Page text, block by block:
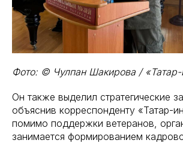
Фото: © Чулпан Шакирова /
Он также выделил стратегические
объяснив корреспонденту «Татар-
помимо поддержки ветеранов,
занимается формированием